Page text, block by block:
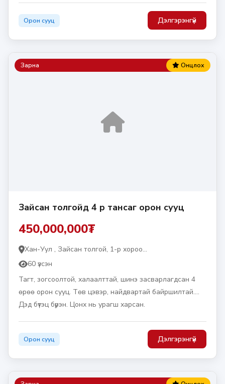
Орон сууц Дэлгэрэнгүй
Зарна Онцлох
Зайсан толгойд 4 өрөө тансаг орон сууц
450,000,000₮
Хан-Уул , Зайсан толгой, 1-р хороо...
60 үзсэн
Тагт, зогсоолтой, халаалттай, шинэ засварлагдсан 4
өрөө орон сууц. Төв цэвэр, найдвартай байршилтай.
Дэд бүтэц бүрэн. Цонх нь урагш харсан.
Орон сууц Дэлгэрэнгүй